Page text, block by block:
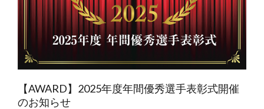
【AWARD】2025年度年間優秀選手表彰式開催
のお知らせ